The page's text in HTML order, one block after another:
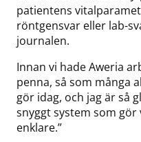
patientens
röntgensvar eller lab-
journalen.
Innan vi hade Aweria
penna, så som många
gör idag, och jag är så
snyggt system som
enklare.”